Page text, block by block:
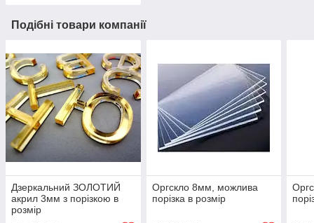
Подібні товари компанії
Дзеркальний ЗОЛОТИЙ
акрил 3мм з порізкою в
розмір
Оргскло 8мм, можлива
порізка в розмір